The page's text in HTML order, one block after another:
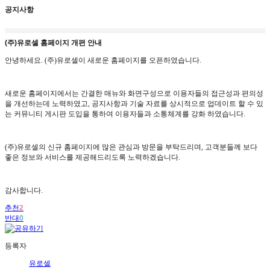
공지사항
(주)유로셀 홈페이지 개편 안내
안녕하세요. (주)유로셀이 새로운 홈페이지를 오픈하였습니다.
새로운 홈페이지에서는 간결한 매뉴와 화면구성으로 이용자들의 접근성과 편의성
을 개선하는데 노력하였고, 공지사항과 기술 자료를 상시적으로 업데이트 할 수 있
는 커뮤니티 게시판 도입을 통하여 이용자들과 소통체계를 강화 하였습니다.
(주)유로셀의 신규 홈페이지에 많은 관심과 방문을 부탁드리며, 고객분들께 보다
좋은 정보와 서비스를 제공해드리도록 노력하겠습니다.
감사합니다.
추천2
반대0
등록자
유로셀